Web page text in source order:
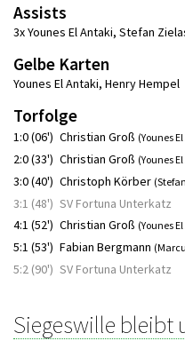
Assists
3x Younes El Antaki, Stefan
Gelbe Karten
Younes El Antaki, Henry Hempel
Torfolge
1:0 (06') Christian Groß (Younes
2:0 (33') Christian Groß (Younes
3:0 (40') Christoph Körber
3:1 (48') SV Fortuna Unterkatz
4:1 (52') Christian Groß (Younes
5:1 (53') Fabian Bergmann
5:2 (90') SV Fortuna Unterkatz
Siegeswille bleibt